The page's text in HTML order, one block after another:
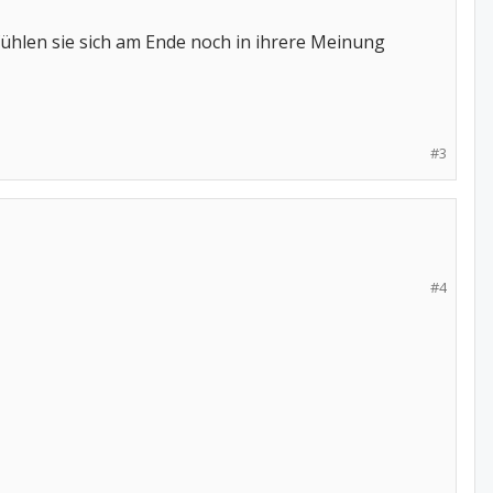
sie sich am Ende noch in ihrere Meinung
#3
#4